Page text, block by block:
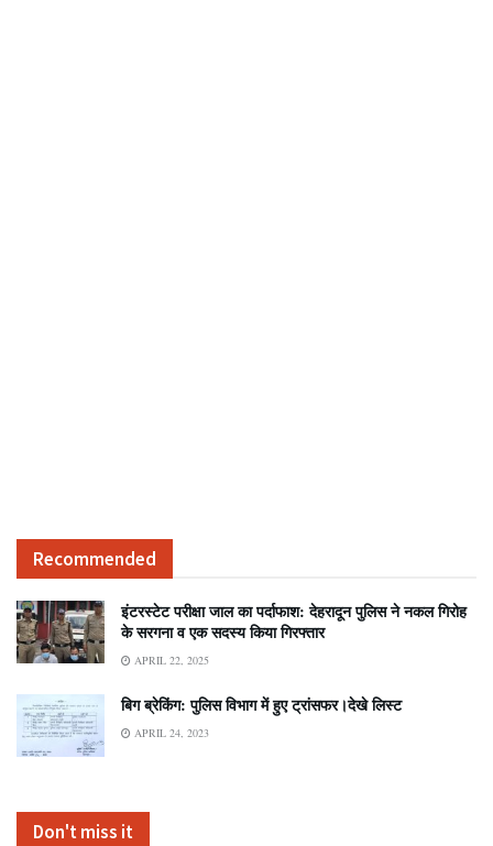
Recommended
इंटरस्टेट परीक्षा जाल का पर्दाफाश: देहरादून पुलिस ने नकल गिरोह
के सरगना व एक सदस्य किया गिरफ्तार
APRIL 22, 2025
बिग ब्रेकिंग: पुलिस विभाग में हुए ट्रांसफर।देखे लिस्ट
APRIL 24, 2023
Don't miss it